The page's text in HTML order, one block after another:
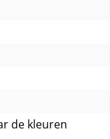
de kleuren